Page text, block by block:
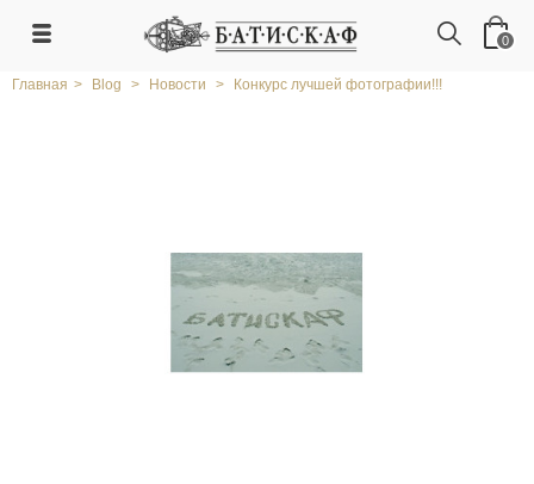
0
Главная > Blog > Новости > Конкурс лучшей фотографии!!!